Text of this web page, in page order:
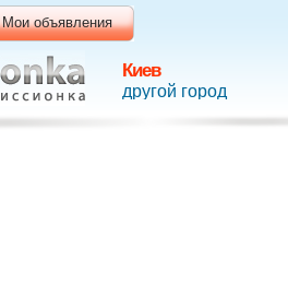
Киев
другой город
Мои объявления